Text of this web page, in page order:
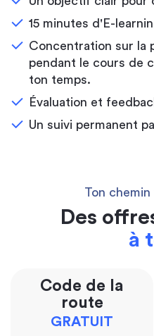
15 minutes d'E-
Concentration sur la
pendant le cours de
ton temps.
Évaluation et
Un suivi permanent
Ton
Des
à
Code de la
route
GRATUIT